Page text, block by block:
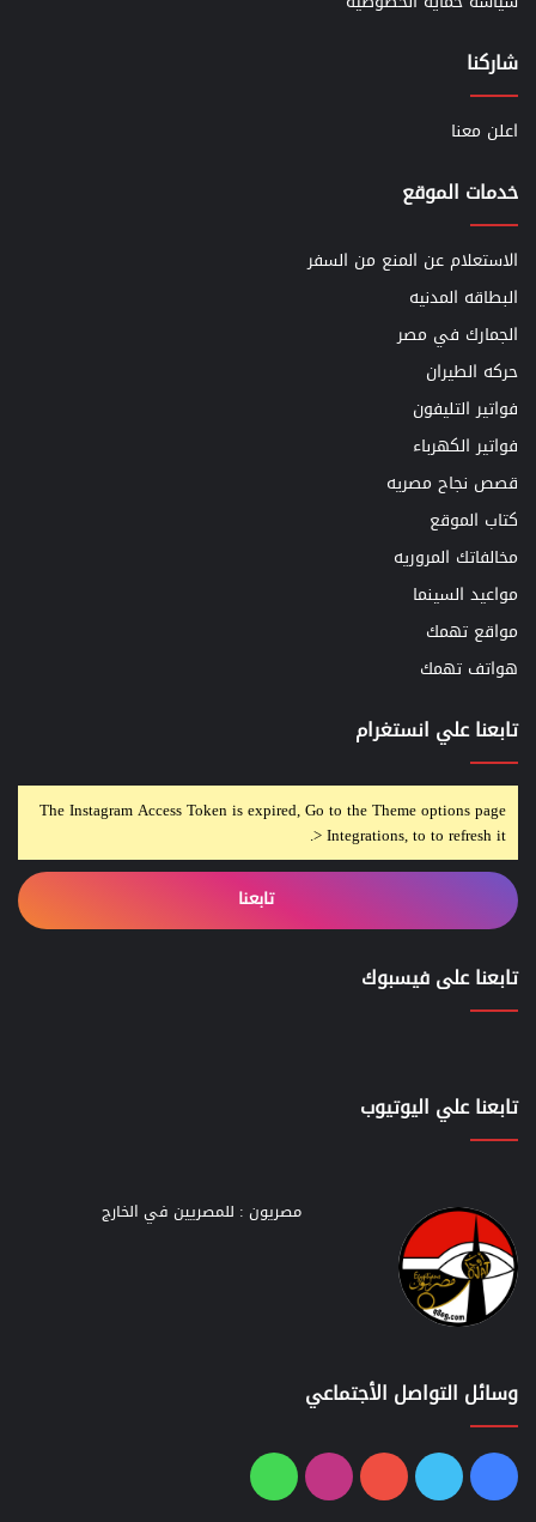
شاركنا
اعلن معنا
خدمات الموقع
الاستعلام عن المنع من السفر
البطاقه المدنيه
الجمارك في مصر
حركه الطيران
فواتير التليفون
فواتير الكهرباء
قصص نجاح مصريه
كتاب الموقع
مخالفاتك المروريه
مواعيد السينما
مواقع تهمك
هواتف تهمك
تابعنا علي انستغرام
The Instagram Access Token is expired, Go to the Theme options page
> Integrations, to to refresh it.
تابعنا
تابعنا على فيسبوك
تابعنا علي اليوتيوب
مصريون : للمصريين في الخارج
وسائل التواصل الأجتماعي
فيسبوك
تويتر يوتيوبانستقرامواتساب